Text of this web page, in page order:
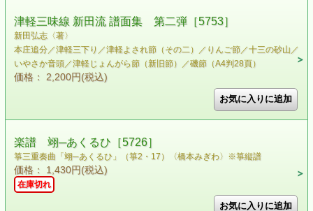
津軽三味線 新田流 譜面集 第二弾［5753］
新田弘志〈著〉
本庄追分／津軽三下り／津軽よされ節（その二）／りんご節／十三の砂山／
いやさか音頭／津軽じょんがら節（新旧節）／磯節（A4判28頁）
価格： 2,200円(税込)
楽譜 翊─あくるひ［5726］
箏三重奏曲「翊─あくるひ」（箏2・17）〈橋本みぎわ〉※箏縦譜
価格： 1,430円(税込)
在庫切れ